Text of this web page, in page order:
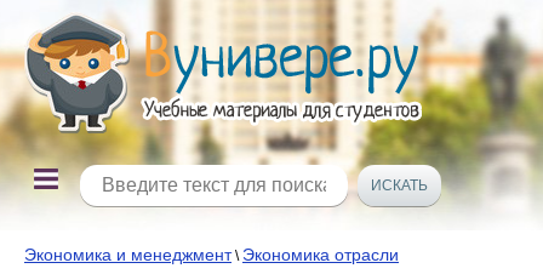
Экономика и менеджмент\ Экономика отрасли